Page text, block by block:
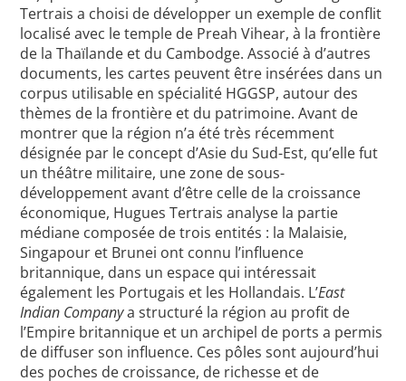
Tertrais a choisi de développer un exemple de conflit
localisé avec le temple de Preah Vihear, à la frontière
de la Thaïlande et du Cambodge. Associé à d’autres
documents, les cartes peuvent être insérées dans un
corpus utilisable en spécialité HGGSP, autour des
thèmes de la frontière et du patrimoine. Avant de
montrer que la région n’a été très récemment
désignée par le concept d’Asie du Sud-Est, qu’elle fut
un théâtre militaire, une zone de sous-
développement avant d’être celle de la croissance
économique, Hugues Tertrais analyse la partie
médiane composée de trois entités : la Malaisie,
Singapour et Brunei ont connu l’influence
britannique, dans un espace qui intéressait
également les Portugais et les Hollandais. L’East
Indian Companya structuré la région au profit de
l’Empire britannique et un archipel de ports a permis
de diffuser son influence. Ces pôles sont aujourd’hui
des poches de croissance, de richesse et de